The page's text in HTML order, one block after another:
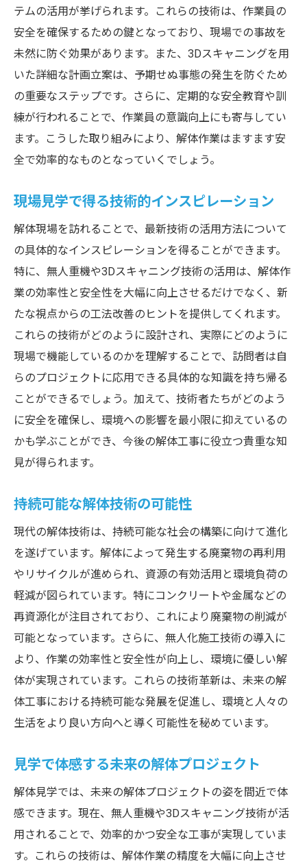
テムの活用が挙げられます。これらの技術は、作業員の
安全を確保するための鍵となっており、現場での事故を
未然に防ぐ効果があります。また、3Dスキャニングを用
いた詳細な計画立案は、予期せぬ事態の発生を防ぐため
の重要なステップです。さらに、定期的な安全教育や訓
練が行われることで、作業員の意識向上にも寄与してい
ます。こうした取り組みにより、解体作業はますます安
全で効率的なものとなっていくでしょう。
現場見学で得る技術的インスピレーション
解体現場を訪れることで、最新技術の活用方法について
の具体的なインスピレーションを得ることができます。
特に、無人重機や3Dスキャニング技術の活用は、解体作
業の効率性と安全性を大幅に向上させるだけでなく、新
たな視点からの工法改善のヒントを提供してくれます。
これらの技術がどのように設計され、実際にどのように
現場で機能しているのかを理解することで、訪問者は自
らのプロジェクトに応用できる具体的な知識を持ち帰る
ことができるでしょう。加えて、技術者たちがどのよう
に安全を確保し、環境への影響を最小限に抑えているの
かも学ぶことができ、今後の解体工事に役立つ貴重な知
見が得られます。
持続可能な解体技術の可能性
現代の解体技術は、持続可能な社会の構築に向けて進化
を遂げています。解体によって発生する廃棄物の再利用
やリサイクルが進められ、資源の有効活用と環境負荷の
軽減が図られています。特にコンクリートや金属などの
再資源化が注目されており、これにより廃棄物の削減が
可能となっています。さらに、無人化施工技術の導入に
より、作業の効率性と安全性が向上し、環境に優しい解
体が実現されています。これらの技術革新は、未来の解
体工事における持続可能な発展を促進し、環境と人々の
生活をより良い方向へと導く可能性を秘めています。
見学で体感する未来の解体プロジェクト
解体見学では、未来の解体プロジェクトの姿を間近で体
感できます。現在、無人重機や3Dスキャニング技術が活
用されることで、効率的かつ安全な工事が実現していま
す。これらの技術は、解体作業の精度を大幅に向上させ